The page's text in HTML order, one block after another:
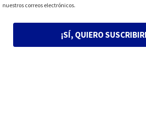
nuestros correos electrónicos.